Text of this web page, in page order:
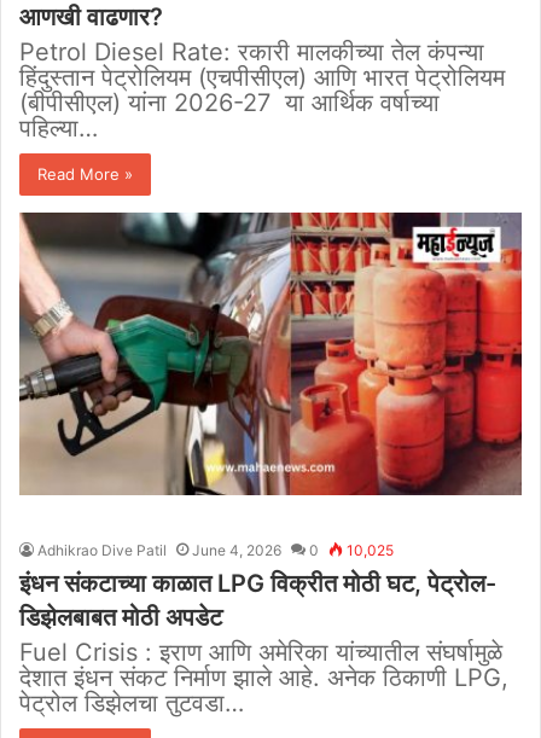
आणखी वाढणार?
Petrol Diesel Rate: रकारी मालकीच्या तेल कंपन्या
हिंदुस्तान पेट्रोलियम (एचपीसीएल) आणि भारत पेट्रोलियम
(बीपीसीएल) यांना 2026-27 या आर्थिक वर्षाच्या
पहिल्या…
Read More »
Adhikrao Dive Patil June 4, 2026 0 10,025
इंधन संकटाच्या काळात LPG विक्रीत मोठी घट, पेट्रोल-
डिझेलबाबत मोठी अपडेट
Fuel Crisis : इराण आणि अमेरिका यांच्यातील संघर्षामुळे
देशात इंधन संकट निर्माण झाले आहे. अनेक ठिकाणी LPG,
पेट्रोल डिझेलचा तुटवडा…